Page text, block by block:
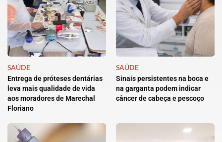
SAÚDE
Entrega de próteses dentárias
leva mais qualidade de vida
aos moradores de Marechal
Floriano
SAÚDE
Sinais persistentes na boca e
na garganta podem indicar
câncer de cabeça e pescoço